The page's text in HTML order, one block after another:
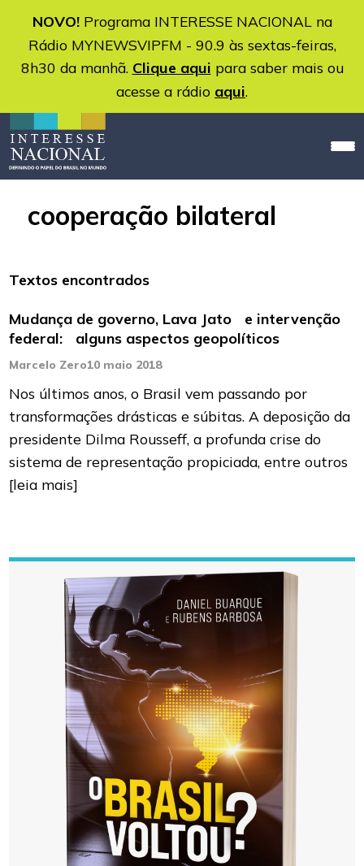
NOVO!Programa INTERESSE NACIONAL na
Rádio MYNEWSVIPFM - 90.9 às sextas-feiras,
8h30 da manhã. Clique aqui para saber mais ou
acesse a rádio aqui.
cooperação bilateral
Textos encontrados
Mudança de governo, Lava Jato e intervenção
federal: alguns aspectos geopolíticos
Marcelo Zero10 maio 2018
Nos últimos anos, o Brasil vem passando por
transformações drásticas e súbitas. A deposição da
presidente Dilma Rousseff, a profunda crise do
sistema de representação propiciada, entre outros
[leia mais]